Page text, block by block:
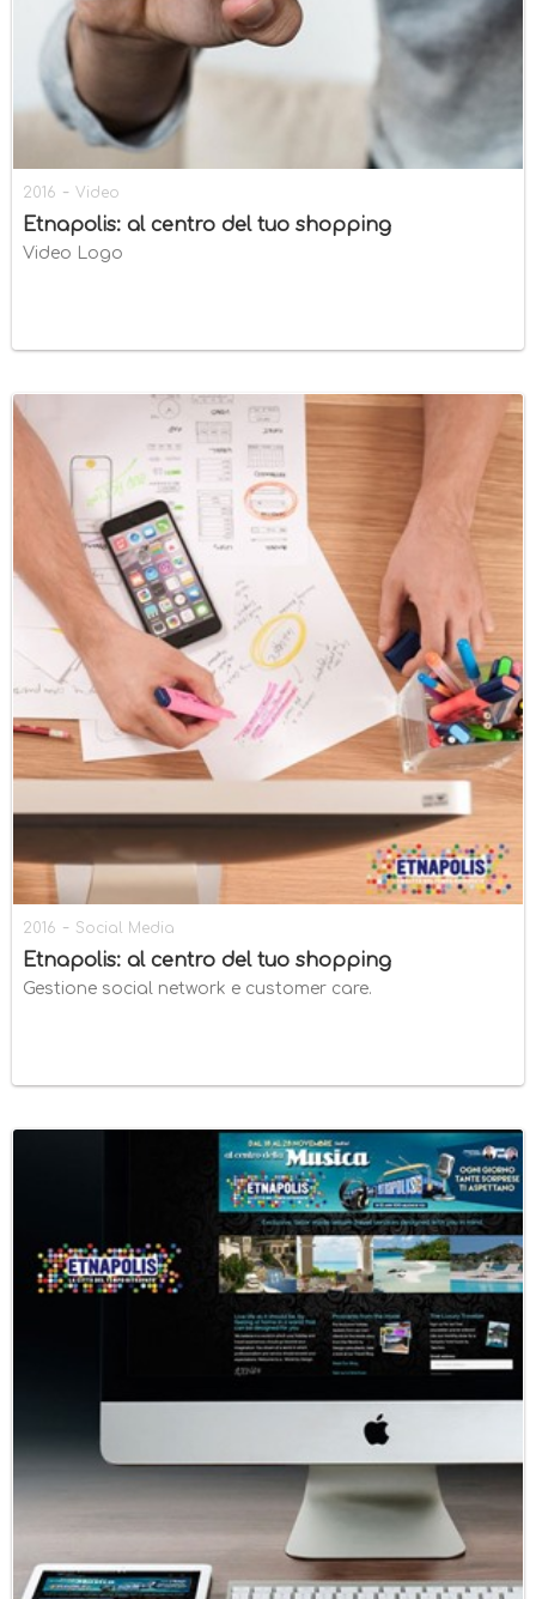
2016 - Video
Etnapolis: al centro del tuo shopping
Video Logo
2016 - Social Media
Etnapolis: al centro del tuo shopping
Gestione social network e customer care.